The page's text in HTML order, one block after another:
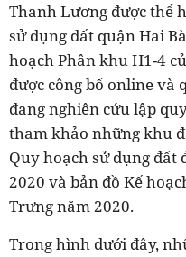
Thanh Lương được thể
sử dụng đất quận Hai
hoạch Phân khu H1-4
được công bố online và
đang nghiên cứu lập
tham khảo những khu
Quy hoạch sử dụng đất
2020 và bản đồ Kế
Trưng năm 2020.
Trong hình dưới đây,